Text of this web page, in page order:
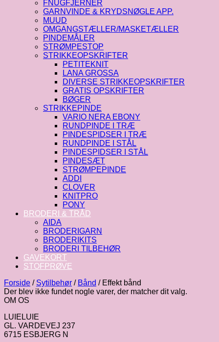
FNUGFJERNER
GARNVINDE & KRYDSNØGLE APP.
MUUD
OMGANGSTÆLLER/MASKETÆLLER
PINDEMÅLER
STRØMPESTOP
STRIKKEOPSKRIFTER
PETITEKNIT
LANA GROSSA
DIVERSE STRIKKEOPSKRIFTER
GRATIS OPSKRIFTER
BØGER
STRIKKEPINDE
VARIO NERA EBONY
RUNDPINDE I TRÆ
PINDESPIDSER I TRÆ
RUNDPINDE I STÅL
PINDESPIDSER I STÅL
PINDESÆT
STRØMPEPINDE
ADDI
CLOVER
KNITPRO
PONY
BRODERI & TRÅD
AIDA
BRODERIGARN
BRODERIKITS
BRODERI TILBEHØR
GAVEKORT
STOFPRØVE
Forside / Sytilbehør / Bånd /Effekt bånd
Der blev ikke fundet nogle varer, der matcher dit valg.
OM OS
LUIELUIE
GL. VARDEVEJ 237
6715 ESBJERG N